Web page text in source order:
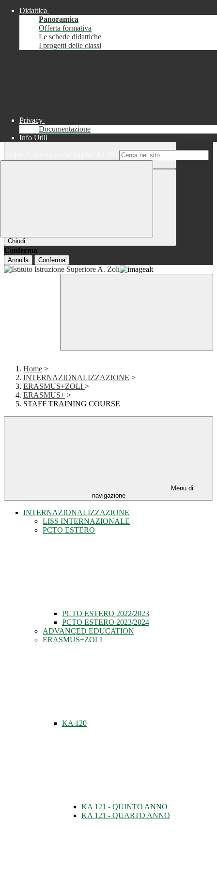
Chiudi
Informazione
Chiudi
Conferma
Annulla Conferma
Didattica
Panoramica
Offerta formativa
Le schede didattiche
I progetti delle classi
Privacy
Documentazione
Info Utili
Campo di ricerca per le pagine del sito
Home >
INTERNAZIONALIZZAZIONE >
ERASMUS+ZOLI >
ERASMUS+ >
STAFF TRAINING COURSE
Menu di
navigazione
INTERNAZIONALIZZAZIONE
LISS INTERNAZIONALE
PCTO ESTERO
PCTO ESTERO 2022/2023
PCTO ESTERO 2023/2024
ADVANCED EDUCATION
ERASMUS+ZOLI
KA 120
KA 121 - QUINTO ANNO
KA 121 - QUARTO ANNO